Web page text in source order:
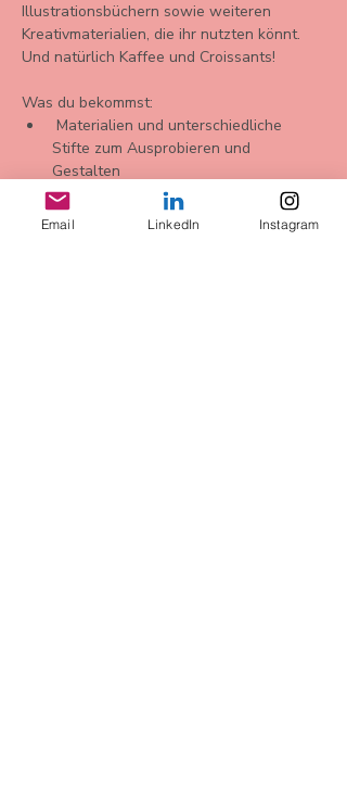
Illustrationsbüchern sowie weiteren
Kreativmaterialien, die ihr nutzten könnt.
Und natürlich Kaffee und Croissants!
Was du bekommst:
Materialien und unterschiedliche
Stifte zum Ausprobieren und
Gestalten
zwei Blankokarten für Deine
Komplimente
Email LinkedIn Instagram